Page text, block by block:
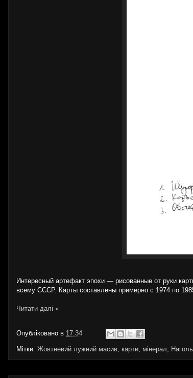
Интересный артефакт эпохи — рисованные от руки
всему СССР. Карты составлены примерно с 1974 по
Читати далі »
Опубліковано в 17:34
Мітки: Жовтневий лужний масив карти мінерал